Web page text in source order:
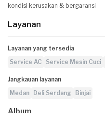
kondisi kerusakan & bergaransi
Layanan
Layanan yang tersedia
Service AC
Service Mesin Cuci
Jangkauan layanan
Medan
Deli Serdang Binjai